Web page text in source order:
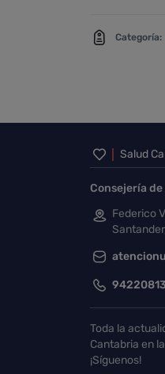
Categoría:
Inicio
Salud
Consejería de
Federico
Toda la
Cantabria en
¡Síguenos!